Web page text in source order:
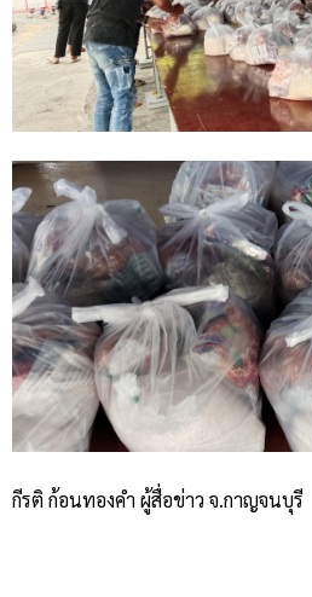
กีรติ ก้อนทองคำ ผู้สื่อข่าว จ.กาญจนบุรี